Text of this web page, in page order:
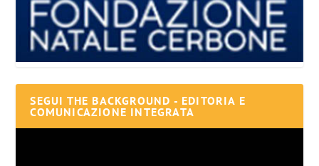
SEGUI THE BACKGROUND - EDITORIA E
COMUNICAZIONE INTEGRATA